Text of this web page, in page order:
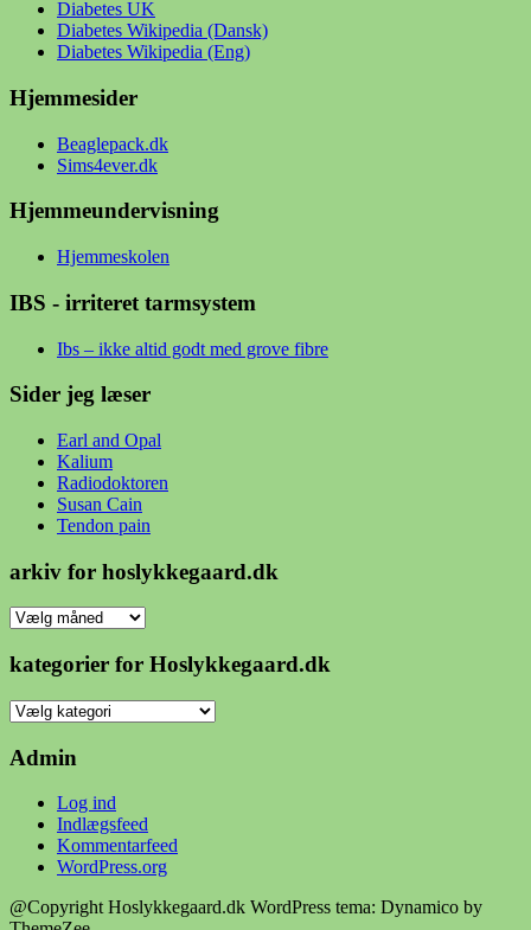
Diabetes UK
Diabetes Wikipedia (Dansk)
Diabetes Wikipedia (Eng)
Hjemmesider
Beaglepack.dk
Sims4ever.dk
Hjemmeundervisning
Hjemmeskolen
IBS - irriteret tarmsystem
Ibs – ikke altid godt med grove fibre
Sider jeg læser
Earl and Opal
Kalium
Radiodoktoren
Susan Cain
Tendon pain
arkiv for hoslykkegaard.dk
arkiv
hoslykkegaard.dk
kategorier for Hoslykkegaard.dk
kategorier
Hoslykkegaard.dk
Admin
Log ind
Indlægsfeed
Kommentarfeed
WordPress.org
@Copyright Hoslykkegaard.dk WordPress tema: Dynamico by